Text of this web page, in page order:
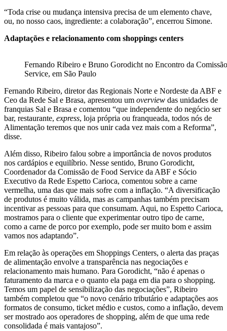
“Toda crise ou mudança intensiva precisa de um elemento chave,
ou, no nosso caos, ingrediente: a colaboração”, encerrou Simone.
Adaptações e relacionamento com shoppings centers
Fernando Ribeiro e Bruno Gorodicht no Encontro da
Service, em São Paulo
Fernando Ribeiro, diretor das Regionais Norte e Nordeste da ABF e
Ceo da Rede Sal e Brasa, apresentou um overview das unidades de
franquias Sal e Brasa e comentou “que independente do negócio ser
bar, restaurante, express, loja própria ou franqueada, todos nós de
Alimentação teremos que nos unir cada vez mais com a Reforma”,
disse.
Além disso, Ribeiro falou sobre a importância de novos produtos
nos cardápios e equilíbrio. Nesse sentido, Bruno Gorodicht,
Coordenador da Comissão de Food Service da ABF e Sócio
Executivo da Rede Espetto Carioca, comentou sobre a carne
vermelha, uma das que mais sofre com a inflação. “A diversificação
de produtos é muito válida, mas as campanhas também precisam
incentivar as pessoas para que consumam. Aqui, no Espetto Carioca,
mostramos para o cliente que experimentar outro tipo de carne,
como a carne de porco por exemplo, pode ser muito bom e assim
vamos nos adaptando”.
Em relação às operações em Shoppings Centers, o alerta das praças
de alimentação envolve a transparência nas negociações e
relacionamento mais humano. Para Gorodicht, “não é apenas o
faturamento da marca e o quanto ela paga em dia para o shopping.
Temos um papel de sensibilização das negociações”, Ribeiro
também completou que “o novo cenário tributário e adaptações aos
formatos de consumo, ticket médio e custos, como a inflação, devem
ser mostrado aos operadores de shopping, além de que uma rede
consolidada é mais vantajoso”.